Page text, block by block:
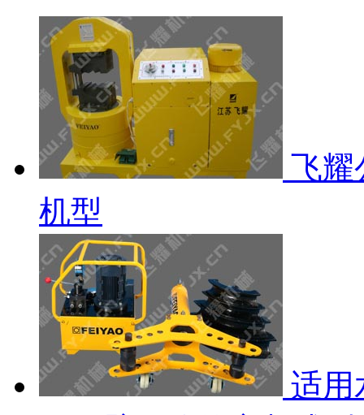
飞耀
机型
适用